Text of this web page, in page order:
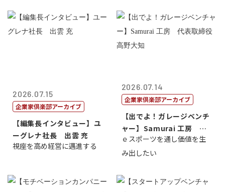
2026.07.15
企業家倶楽部アーカイブ
【編集長インタビュー】ユ
ーグレナ社長 出雲 充
視座を高め経営に邁進する
2026.07.14
企業家倶楽部アーカイブ
【出でよ！ガレージベンチ
ャー】Samurai 工房 代
表取締...
ｅスポーツを通し価値を生
み出したい